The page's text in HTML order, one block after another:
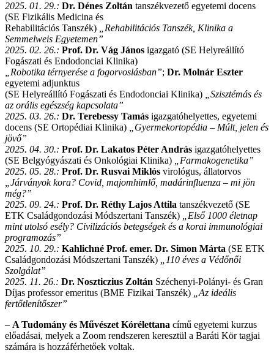
2025. 01. 29.: Dr. Dénes Zoltán tanszékvezető egyetemi docens
(SE Fizikális Medicina és
Rehabilitációs Tanszék)
„Rehabilitációs Tanszék, Klinika a
Semmelweis Egyetemen”
2025. 02. 26.: Prof. Dr. Vág János igazgató (SE Helyreállító
Fogászati és Endodonciai Klinika)
„Robotika térnyerése a fogorvoslásban”; Dr. Molnár Eszter
egyetemi adjunktus
(SE Helyreállító Fogászati és Endodonciai Klinika)
„Szisztémás és
az orális egészség kapcsolata”
2025. 03. 26.: Dr. Terebessy Tamás igazgatóhelyettes, egyetemi
docens (SE Ortopédiai Klinika)
„Gyermekortopédia – Múlt, jelen és
jövő”
2025. 04. 30.: Prof. Dr. Lakatos Péter András igazgatóhelyettes
(SE Belgyógyászati és Onkológiai Klinika)
„Farmakogenetika”
2025. 05. 28.: Prof. Dr. Rusvai Miklós virológus, állatorvos
„Járványok kora? Covid, majomhimlő, madárinfluenza – mi jön
még?”
2025. 09. 24.: Prof. Dr. Réthy Lajos Attila tanszékvezető (SE
ETK Családgondozási Módszertani Tanszék)
„Első 1000 életnap
mint utolsó esély? Civilizációs betegségek és a korai immunológiai
programozás”
2025. 10. 29.: Kahlichné Prof. emer. Dr. Simon Márta (SE ETK
Családgondozási Módszertani Tanszék)
„110 éves a Védőnői
Szolgálat”
2025. 11. 26.: Dr. Noszticzius Zoltán Széchenyi-Polányi- és Gran
Díjas professor emeritus (BME Fizikai Tanszék)
„Az ideális
fertőtlenítőszer”
– A Tudomány és Művészet Kórélettana című egyetemi kurzus
előadásai, melyek a Zoom rendszeren keresztül a Baráti Kör tagjai
számára is hozzáférhetőek voltak.